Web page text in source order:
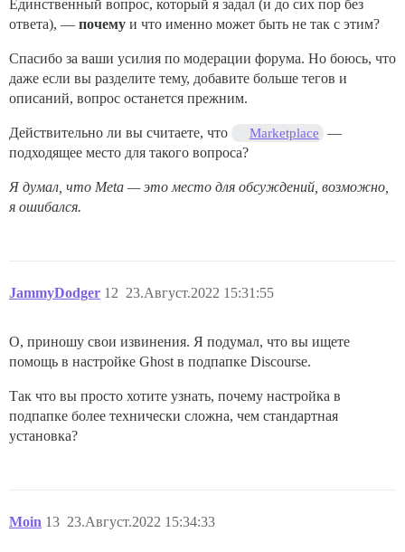
Единственный вопрос, который я задал (и до сих пор без
ответа), — почему и что именно может быть не так с этим?
Спасибо за ваши усилия по модерации форума. Но боюсь, что
даже если вы разделите тему, добавите больше тегов и
описаний, вопрос останется прежним.
Действительно ли вы считаете, что Marketplace
—
подходящее место для такого вопроса?
Я думал, что Meta — это место для обсуждений, возможно,
я ошибался.
JammyDodger 23.Август.2022 15:31:55
12
О, приношу свои извинения. Я подумал, что вы ищете
помощь в настройке Ghost в подпапке Discourse.
Так что вы просто хотите узнать, почему настройка в
подпапке более технически сложна, чем стандартная
установка?
Moin 23.Август.2022 15:34:33
13